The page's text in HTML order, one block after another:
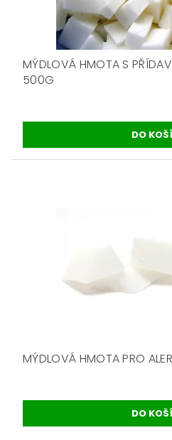
MÝDLOVÁ HMOTA S
500G
MÝDLOVÁ HMOTA PRO